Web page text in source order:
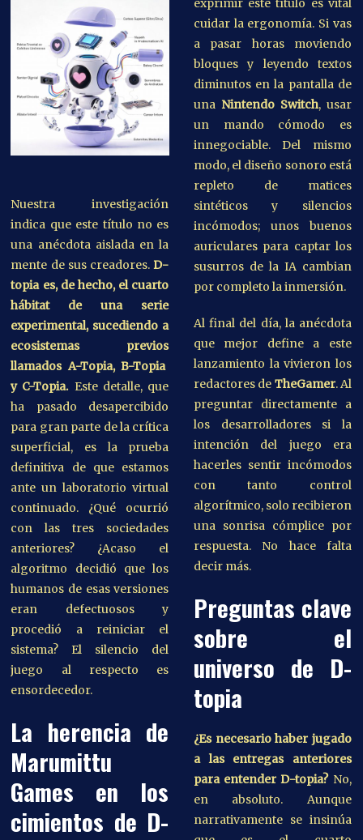
Nuestra investigación
indica que este título no es
una anécdota aislada en la
mente de sus creadores.D-
topia es, de hecho, el cuarto
hábitat de una serie
experimental, sucediendo a
ecosistemas previos
llamados A-Topia, B-Topia
y C-Topia. Este detalle, que
ha pasado desapercibido
para gran parte de la crítica
superficial, es la prueba
definitiva de que estamos
ante un laboratorio virtual
continuado. ¿Qué ocurrió
con las tres sociedades
anteriores? ¿Acaso el
algoritmo decidió que los
humanos de esas versiones
eran defectuosos y
procedió a reiniciar el
sistema? El silencio del
juego al respecto es
ensordecedor.
La herencia de
Marumittu
Games en los
cimientos de D-
cuidar la ergonomía. Si vas
a pasar horas moviendo
bloques y leyendo textos
diminutos en la pantalla de
una Nintendo Switch, usar
un mando cómodo es
innegociable. Del mismo
modo, el diseño sonoro está
repleto de matices
sintéticos y silencios
incómodos; unos buenos
auriculares para captar los
susurros de la IA cambian
por completo la inmersión.
Al final del día, la anécdota
que mejor define a este
lanzamiento la vivieron los
redactores de TheGamer. Al
preguntar directamente a
los desarrolladores si la
intención del juego era
hacerles sentir incómodos
con tanto control
algorítmico, solo recibieron
una sonrisa cómplice por
respuesta. No hace falta
decir más.
Preguntas clave
sobre el
universo de D-
topia
¿Es necesario haber jugado
a las entregas anteriores
para entender D-topia?No,
en absoluto. Aunque
narrativamente se insinúa